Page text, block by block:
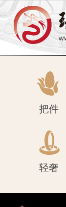
轻奢
把件
轻奢